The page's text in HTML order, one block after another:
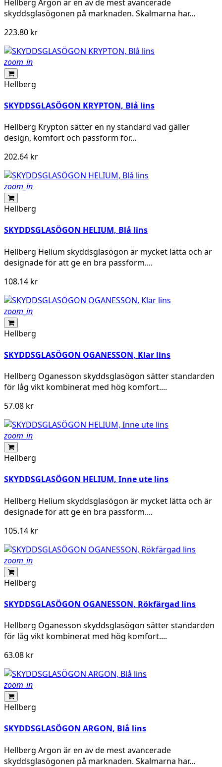
Hellberg Argon är en av de mest avancerade
skyddsglasögonen på marknaden. Skalmarna har...
223.80 kr
zoom_in
Hellberg
SKYDDSGLASÖGON KRYPTON, Blå lins
Hellberg Krypton sätter en ny standard vad gäller
design, komfort och passform för...
202.64 kr
zoom_in
Hellberg
SKYDDSGLASÖGON HELIUM, Blå lins
Hellberg Helium skyddsglasögon är mycket lätta och är
designade för att ge en bra passform....
108.14 kr
zoom_in
Hellberg
SKYDDSGLASÖGON OGANESSON, Klar lins
Hellberg Oganesson skyddsglasögon sätter standarden
för låg vikt kombinerat med hög komfort....
57.08 kr
zoom_in
Hellberg
SKYDDSGLASÖGON HELIUM, Inne ute lins
Hellberg Helium skyddsglasögon är mycket lätta och är
designade för att ge en bra passform....
105.14 kr
zoom_in
Hellberg
SKYDDSGLASÖGON OGANESSON, Rökfärgad lins
Hellberg Oganesson skyddsglasögon sätter standarden
för låg vikt kombinerat med hög komfort....
63.08 kr
zoom_in
Hellberg
SKYDDSGLASÖGON ARGON, Blå lins
Hellberg Argon är en av de mest avancerade
skyddsglasögonen på marknaden. Skalmarna har...